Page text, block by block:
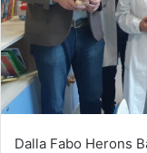
Dalla Fabo Herons